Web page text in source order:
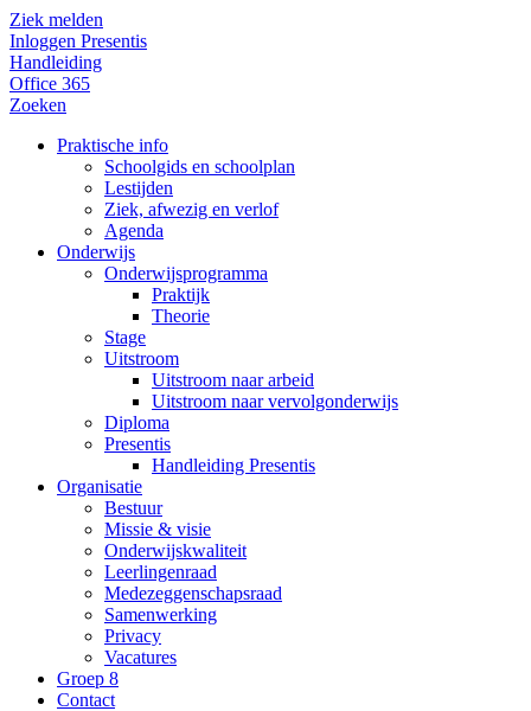
Ziek melden
Inloggen Presentis
Handleiding
Office 365
Zoeken
Praktische info
Schoolgids en schoolplan
Lestijden
Ziek, afwezig en verlof
Agenda
Onderwijs
Onderwijsprogramma
Praktijk
Theorie
Stage
Uitstroom
Uitstroom naar arbeid
Uitstroom naar vervolgonderwijs
Diploma
Presentis
Handleiding Presentis
Organisatie
Bestuur
Missie & visie
Onderwijskwaliteit
Leerlingenraad
Medezeggenschapsraad
Samenwerking
Privacy
Vacatures
Groep 8
Contact